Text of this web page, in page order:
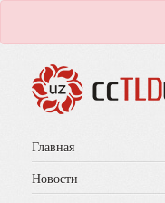
Главная
Новости